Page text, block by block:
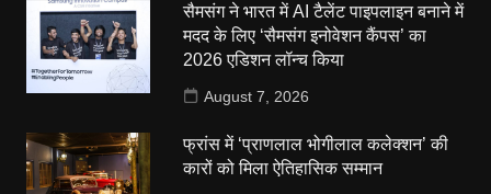
सैमसंग ने भारत में AI टैलेंट पाइपलाइन बनाने में
मदद के लिए ‘सैमसंग इनोवेशन कैंपस’ का
2026 एडिशन लॉन्च किया
August 7, 2026
फ्रांस में ‘प्राणलाल भोगीलाल कलेक्शन’ की
कारों को मिला ऐतिहासिक सम्मान